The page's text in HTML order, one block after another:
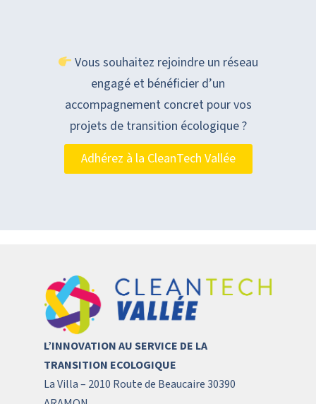
Vous souhaitez rejoindre un réseau
engagé et bénéficier d’un
accompagnement concret pour vos
projets de transition écologique ?
Adhérez à la CleanTech Vallée
L’INNOVATION AU SERVICE DE LA
TRANSITION ECOLOGIQUE
La Villa – 2010 Route de Beaucaire 30390